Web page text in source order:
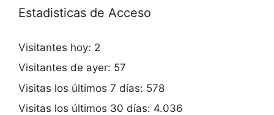
Estadisticas de Acceso
Visitantes hoy: 2
Visitantes de ayer: 57
Visitas los últimos 7 días: 578
Visitas los últimos 30 días: 4.036